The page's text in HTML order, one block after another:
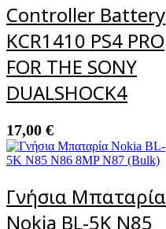
Controller Battery
KCR1410 PS4 PRO
FOR THE SONY
DUALSHOCK4
17,00 €
Γνήσια Μπαταρία
Nokia BL-5K N85